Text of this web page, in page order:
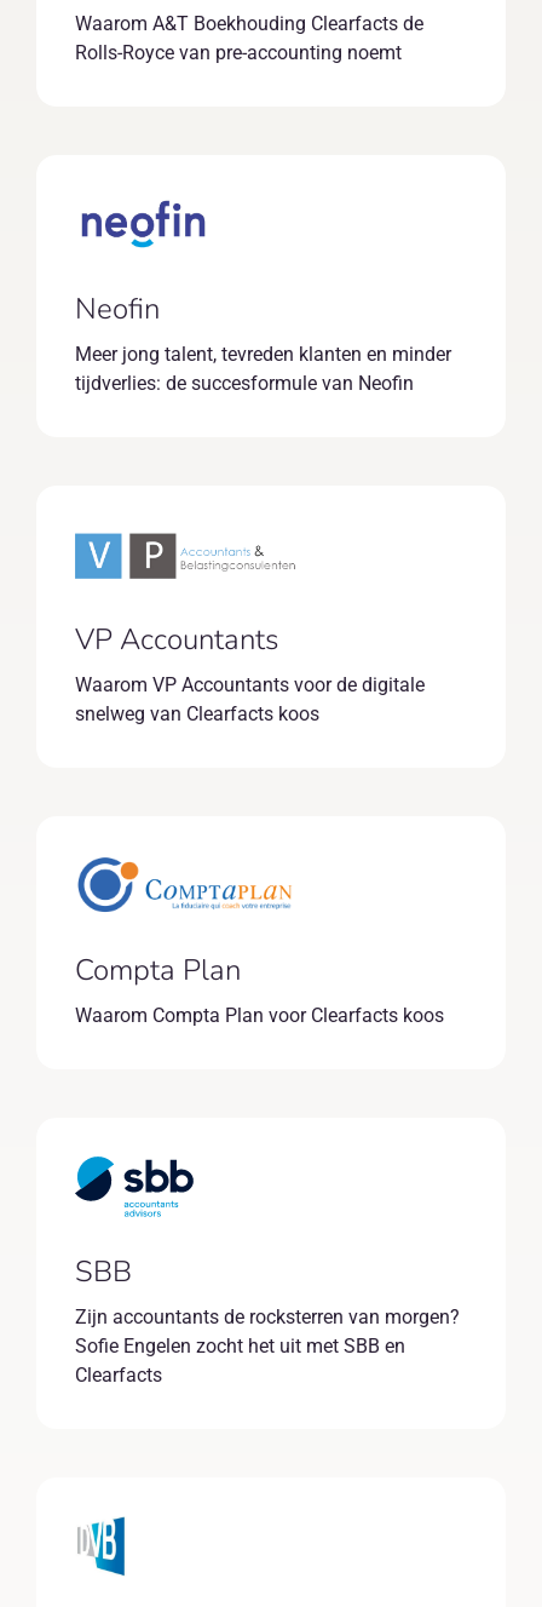
Waarom A&T Boekhouding Clearfacts de
Rolls-Royce van pre-accounting noemt
Neofin
Meer jong talent, tevreden klanten en minder
tijdverlies: de succesformule van Neofin
VP Accountants
Waarom VP Accountants voor de digitale
snelweg van Clearfacts koos
Compta Plan
Waarom Compta Plan voor Clearfacts koos
SBB
Zijn accountants de rocksterren van morgen?
Sofie Engelen zocht het uit met SBB en
Clearfacts